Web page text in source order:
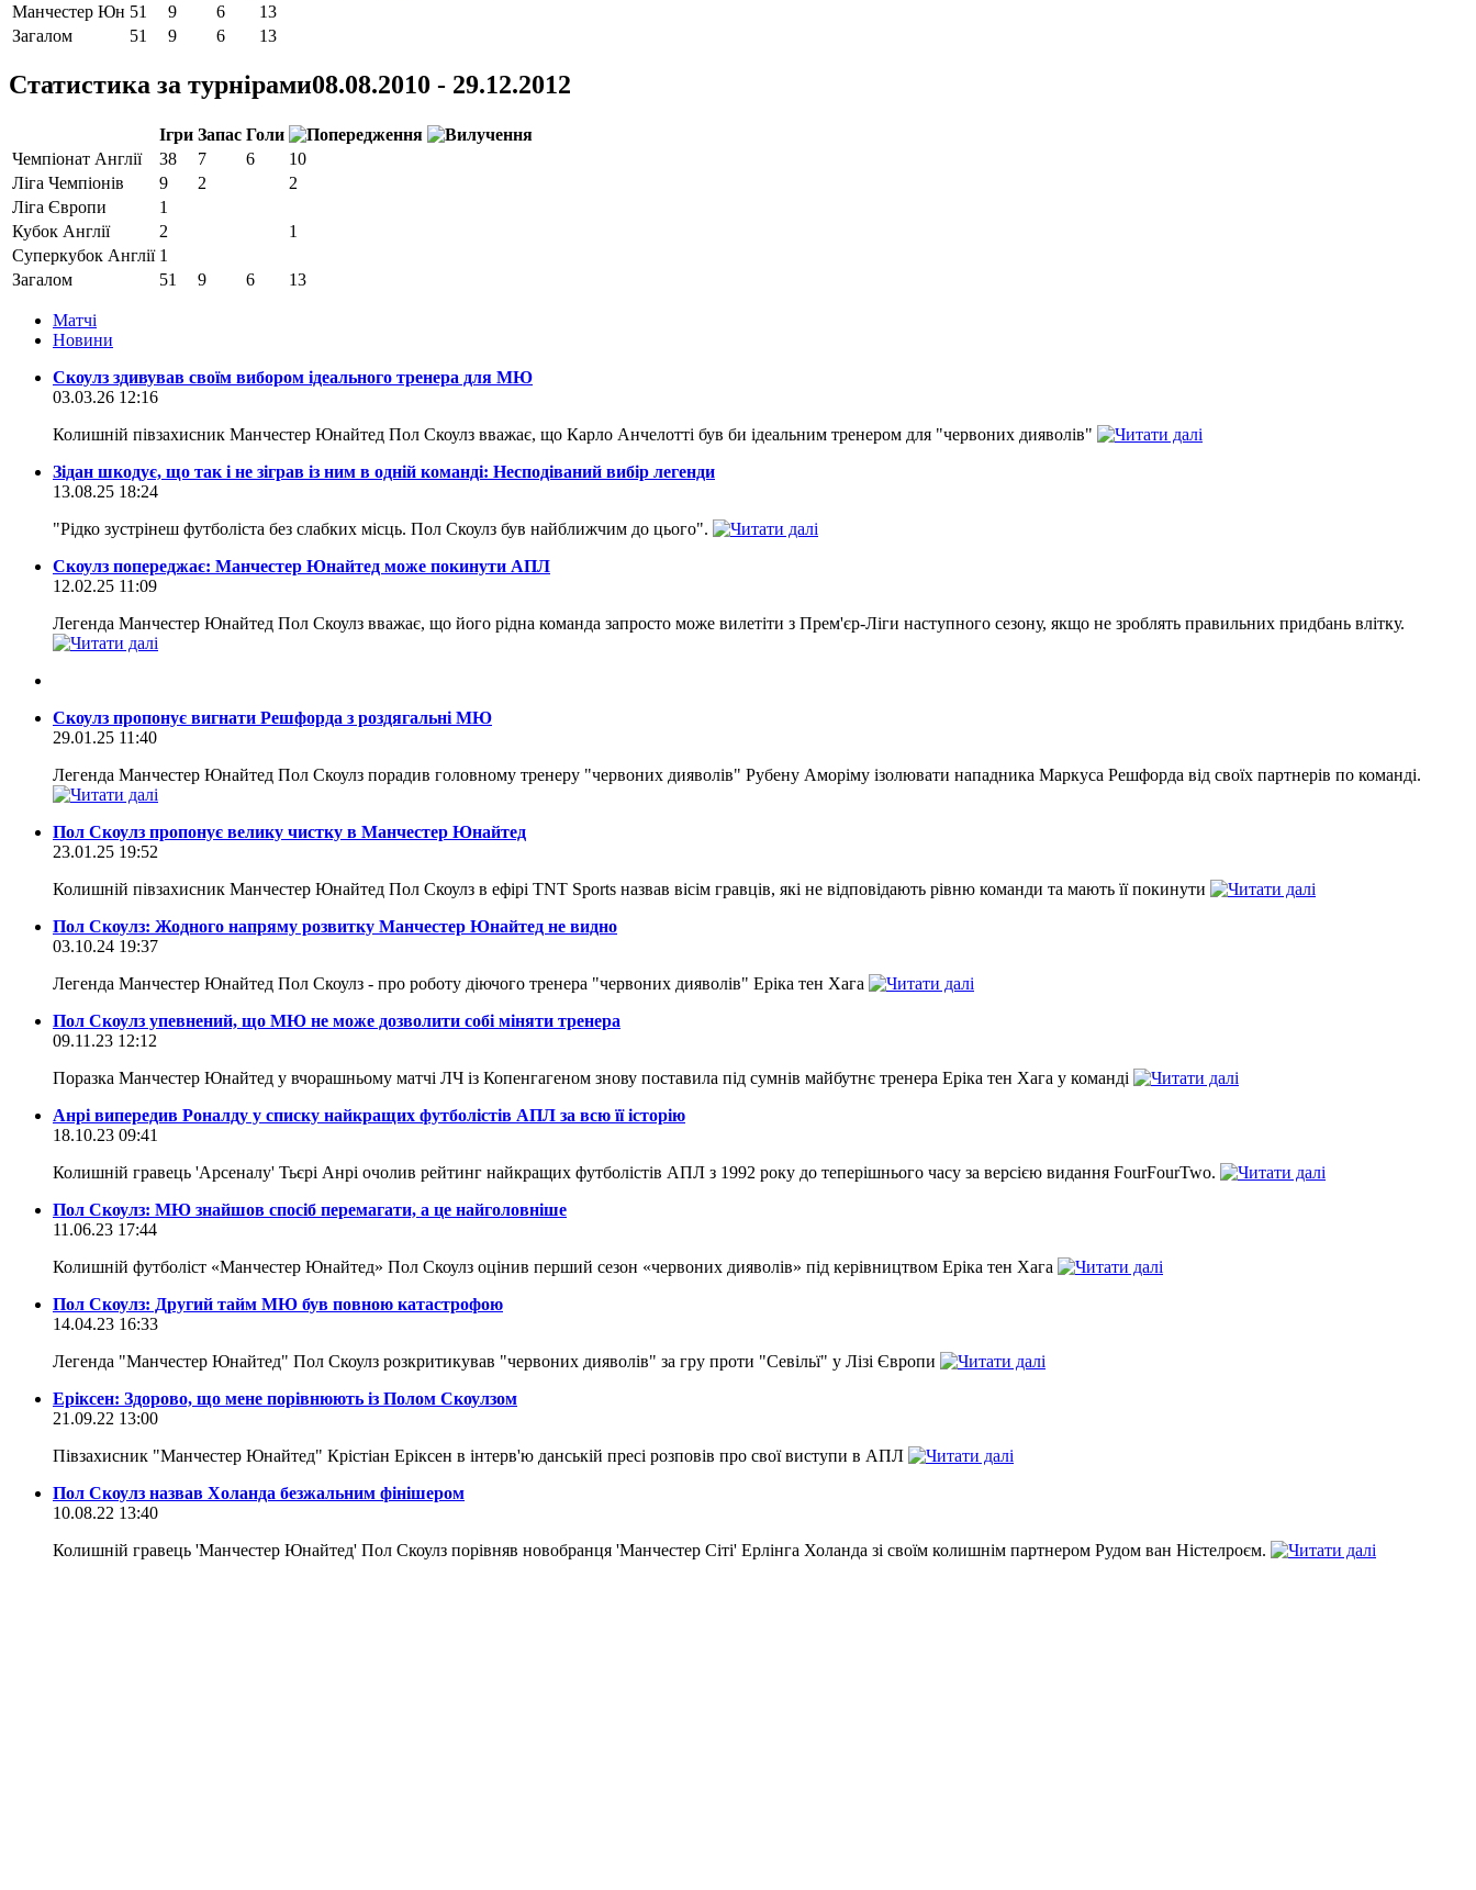
Манчестер Юн 51 9 6
13
Загалом
51 9 6 13
Статистика за турнірами08.08.2010 - 29.12.2012
Ігри Запас Голи
Чемпіонат Англії
38 7 6
10
Ліга Чемпіонів
9 2
2
Ліга Європи
1
Кубок Англії
2
1
Суперкубок Англії 1
Загалом
51 9 6 13
Матчi
Новини
Скоулз здивував своїм вибором ідеального тренера для МЮ
03.03.26 12:16
Колишній півзахисник Манчестер Юнайтед Пол Скоулз вважає, що Карло Анчелотті був би ідеальним тренером для "червоних дияволів"
Зідан шкодує, що так і не зіграв із ним в одній команді: Несподіваний вибір легенди
13.08.25 18:24
"Рідко зустрінеш футболіста без слабких місць. Пол Скоулз був найближчим до цього".
Скоулз попереджає: Манчестер Юнайтед може покинути АПЛ
12.02.25 11:09
Легенда Манчестер Юнайтед Пол Скоулз вважає, що його рідна команда запросто може вилетіти з Прем'єр-Ліги наступного сезону, якщо не зроблять правильних придбань влітку.
Скоулз пропонує вигнати Решфорда з роздягальні МЮ
29.01.25 11:40
Легенда Манчестер Юнайтед Пол Скоулз порадив головному тренеру "червоних дияволів" Рубену Аморіму ізолювати нападника Маркуса Решфорда від своїх партнерів по команді.
Пол Скоулз пропонує велику чистку в Манчестер Юнайтед
23.01.25 19:52
Колишній півзахисник Манчестер Юнайтед Пол Скоулз в ефірі TNT Sports назвав вісім гравців, які не відповідають рівню команди та мають її покинути
Пол Скоулз: Жодного напряму розвитку Манчестер Юнайтед не видно
03.10.24 19:37
Легенда Манчестер Юнайтед Пол Скоулз - про роботу діючого тренера "червоних дияволів" Еріка тен Хага
Пол Скоулз упевнений, що МЮ не може дозволити собі міняти тренера
09.11.23 12:12
Поразка Манчестер Юнайтед у вчорашньому матчі ЛЧ із Копенгагеном знову поставила під сумнів майбутнє тренера Еріка тен Хага у команді
Анрі випередив Роналду у списку найкращих футболістів АПЛ за всю її історію
18.10.23 09:41
Колишній гравець 'Арсеналу' Тьєрі Анрі очолив рейтинг найкращих футболістів АПЛ з 1992 року до теперішнього часу за версією видання FourFourTwo.
Пол Скоулз: МЮ знайшов спосіб перемагати, а це найголовніше
11.06.23 17:44
Колишній футболіст «Манчестер Юнайтед» Пол Скоулз оцінив перший сезон «червоних дияволів» під керівництвом Еріка тен Хага
Пол Скоулз: Другий тайм МЮ був повною катастрофою
14.04.23 16:33
Легенда "Манчестер Юнайтед" Пол Скоулз розкритикував "червоних дияволів" за гру проти "Севільї" у Лізі Європи
Еріксен: Здорово, що мене порівнюють із Полом Скоулзом
21.09.22 13:00
Півзахисник "Манчестер Юнайтед" Крістіан Еріксен в інтерв'ю данській пресі розповів про свої виступи в АПЛ
Пол Скоулз назвав Холанда безжальним фінішером
10.08.22 13:40
Колишній гравець 'Манчестер Юнайтед' Пол Скоулз порівняв новобранця 'Манчестер Сіті' Ерлінга Холанда зі своїм колишнім партнером Рудом ван Ністелроєм.